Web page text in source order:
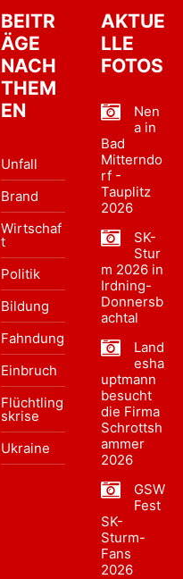
BEITR
ÄGE
NACH
THEM
EN
Unfall
Brand
Wirtschaf
t
Politik
Bildung
Fahndung
Einbruch
Flüchtling
skrise
Ukraine
AKTUE
LLE
FOTOS
Nen
a in
Bad
Mitterndo
rf -
Tauplitz
2026
SK-
Stur
m 2026 in
Irdning-
Donnersb
achtal
Land
esha
uptmann
besucht
die Firma
Schrottsh
ammer
2026
GSW
Fest
SK-
Sturm-
Fans
2026